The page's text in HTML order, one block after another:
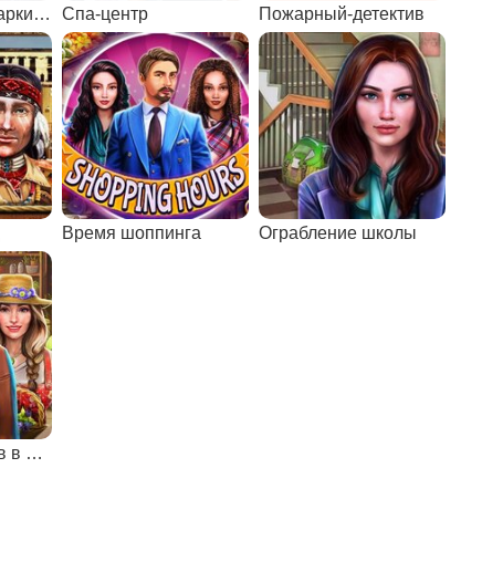
Новый год - подарки под елкой Спа-центр Пожарный-детектив
Время шоппинга Ограбление школы
Поиск предметов в ботаническом саду